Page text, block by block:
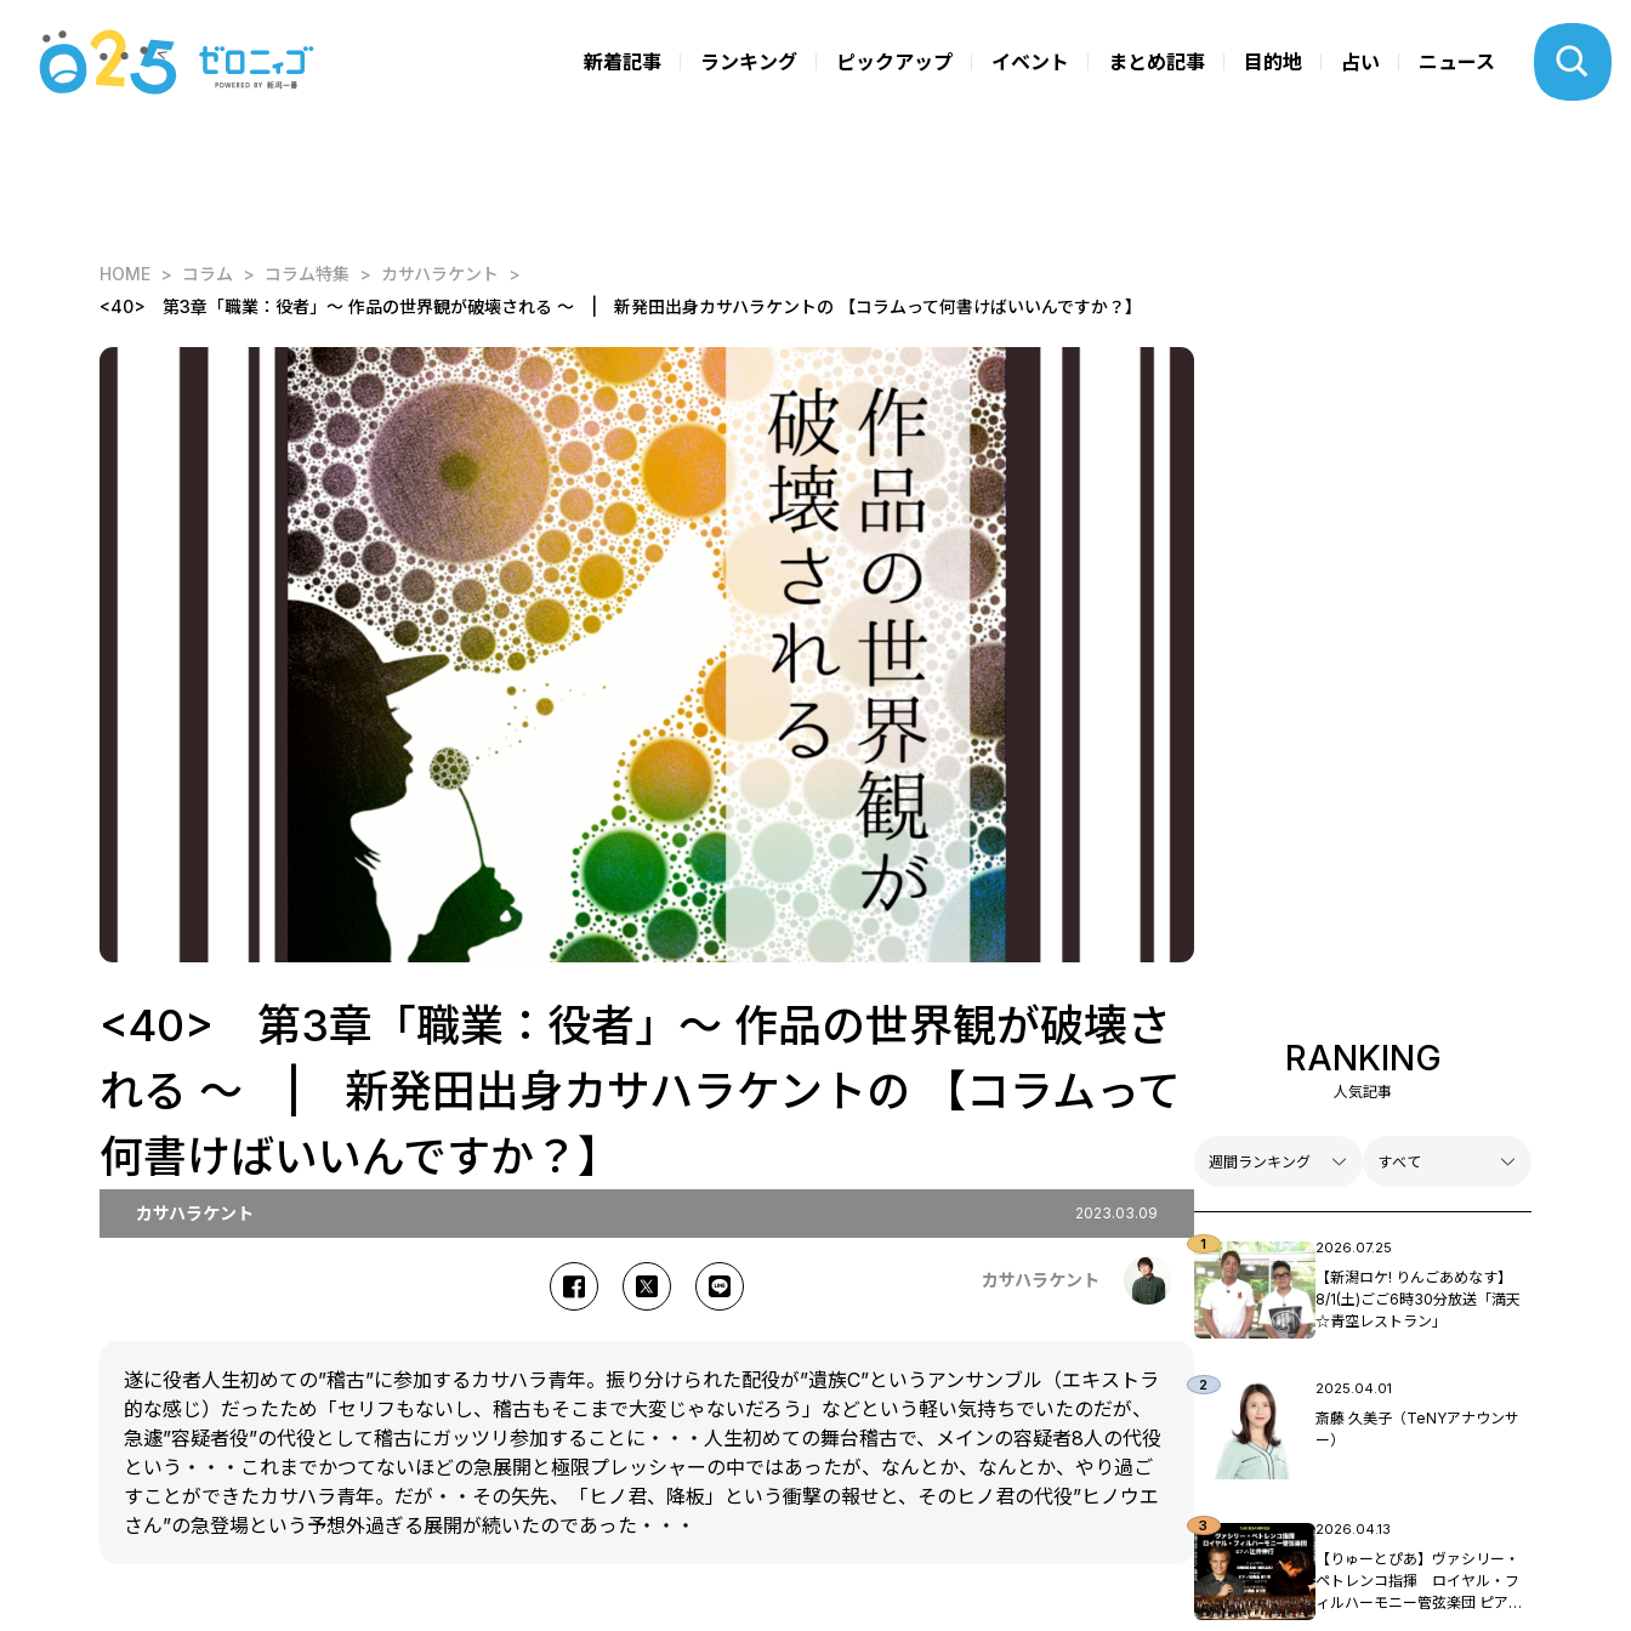
新着記事 ランキング ピックアップ イベント まとめ記事 目的地 占い ニュース
HOME コラム コラム特集
カサハラケント
<40> 第3章「職業：役者」～ 作品の世界観が破壊される ～ | 新発田出身カサハラケントの 【コラムって何書けばいいんですか？】
<40> 第3章「職業：役者」～ 作品の世界観が破壊さ
れる ～ | 新発田出身カサハラケントの 【コラムって
何書けばいいんですか？】
カサハラケント 2023.03.09
カサハラケント
遂に役者人生初めての”稽古”に参加するカサハラ青年。振り分けられた配役が”遺族C”というアンサンブル（エキストラ
的な感じ）だったため「セリフもないし、稽古もそこまで大変じゃないだろう」などという軽い気持ちでいたのだが、
急遽”容疑者役”の代役として稽古にガッツリ参加することに・・・人生初めての舞台稽古で、メインの容疑者8人の代役
という・・・これまでかつてないほどの急展開と極限プレッシャーの中ではあったが、なんとか、なんとか、やり過ご
すことができたカサハラ青年。だが・・その矢先、「ヒノ君、降板」という衝撃の報せと、そのヒノ君の代役”ヒノウエ
さん”の急登場という予想外過ぎる展開が続いたのであった・・・
RANKING
人気記事
2026.07.25
【新潟ロケ! りんごあめなす】
8/1(土)ごご6時30分放送「満天
☆青空レストラン」
2025.04.01
斎藤 久美子（TeNYアナウンサ
ー）
2026.04.13
【りゅーとぴあ】ヴァシリー・
ペトレンコ指揮 ロイヤル・フ
ィルハーモニー管弦楽団 ピア